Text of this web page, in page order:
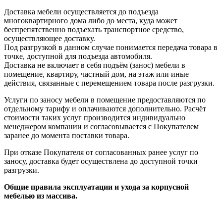
Доставка мебели осуществляется до подъезда
многоквартирного дома либо до места, куда может
беспрепятственно подъехать транспортное средство,
осуществляющее доставку.
Под разгрузкой в данном случае понимается передача товара в
точке, доступной для подъезда автомобиля.
Доставка не включает в себя подъём (занос) мебели в
помещение, квартиру, частный дом, на этаж или иные
действия, связанные с перемещением товара после разгрузки.
Услуги по заносу мебели в помещение предоставляются по
отдельному тарифу и оплачиваются дополнительно. Расчёт
стоимости таких услуг производится индивидуально
менеджером компании и согласовывается с Покупателем
заранее до момента поставки товара.
При отказе Покупателя от согласованных ранее услуг по
заносу, доставка будет осуществлена до доступной точки
разгрузки.
Общие правила эксплуатации и ухода за корпусной
мебелью из массива.